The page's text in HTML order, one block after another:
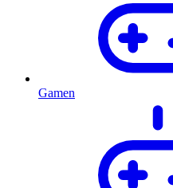
Gamen